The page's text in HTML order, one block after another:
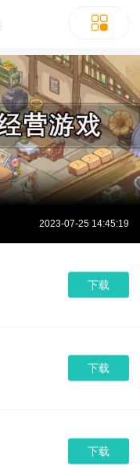
2023-07-25 14:45:19
下载
下载
下载